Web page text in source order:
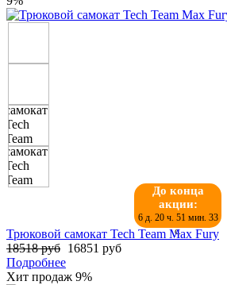
До конца
акции:
6 д. 20 ч. 51 мин. 32
с.
Трюковой самокат Tech Team Max Fury
18518 руб 16851 руб
Подробнее
Хит продаж 9%